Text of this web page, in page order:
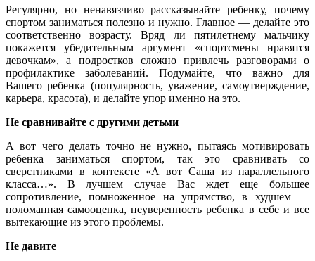
Регулярно, но ненавязчиво рассказывайте ребенку, почему
спортом заниматься полезно и нужно. Главное — делайте это
соответственно возрасту. Вряд ли пятилетнему мальчику
покажется убедительным аргумент «спортсмены нравятся
девочкам», а подростков сложно привлечь разговорами о
профилактике заболеваний. Подумайте, что важно для
Вашего ребенка (популярность, уважение, самоутверждение,
карьера, красота), и делайте упор именно на это.
Не сравнивайте с другими детьми
А вот чего делать точно не нужно, пытаясь мотивировать
ребенка заниматься спортом, так это сравнивать со
сверстниками в контексте «А вот Саша из параллельного
класса…». В лучшем случае Вас ждет еще большее
сопротивление, помноженное на упрямство, в худшем —
поломанная самооценка, неуверенность ребенка в себе и все
вытекающие из этого проблемы.
Не давите